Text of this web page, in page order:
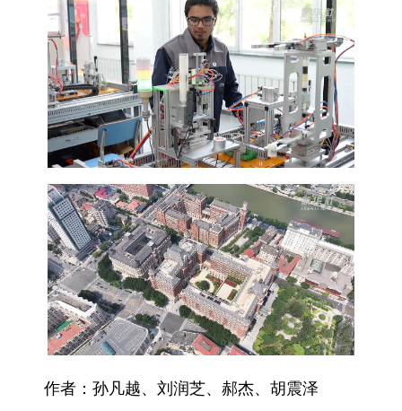
作者：孙凡越、刘润芝、郝杰、胡震泽